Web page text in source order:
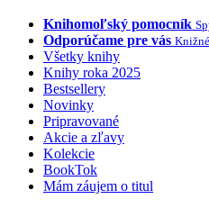
Knihomoľský pomocník
Odporúčame pre vás
Všetky knihy
Knihy roka 2025
Bestsellery
Novinky
Pripravované
Akcie a zľavy
Kolekcie
BookTok
Mám záujem o titul